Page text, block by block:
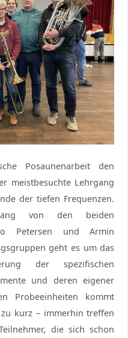
Posaunenarbeit den
meistbesuchte Lehrgang
der tiefen Frequenzen.
von den beiden
Petersen und Armin
geht es um das
der spezifischen
und deren eigener
Probeeinheiten kommt
kurz – immerhin treffen
die sich schon